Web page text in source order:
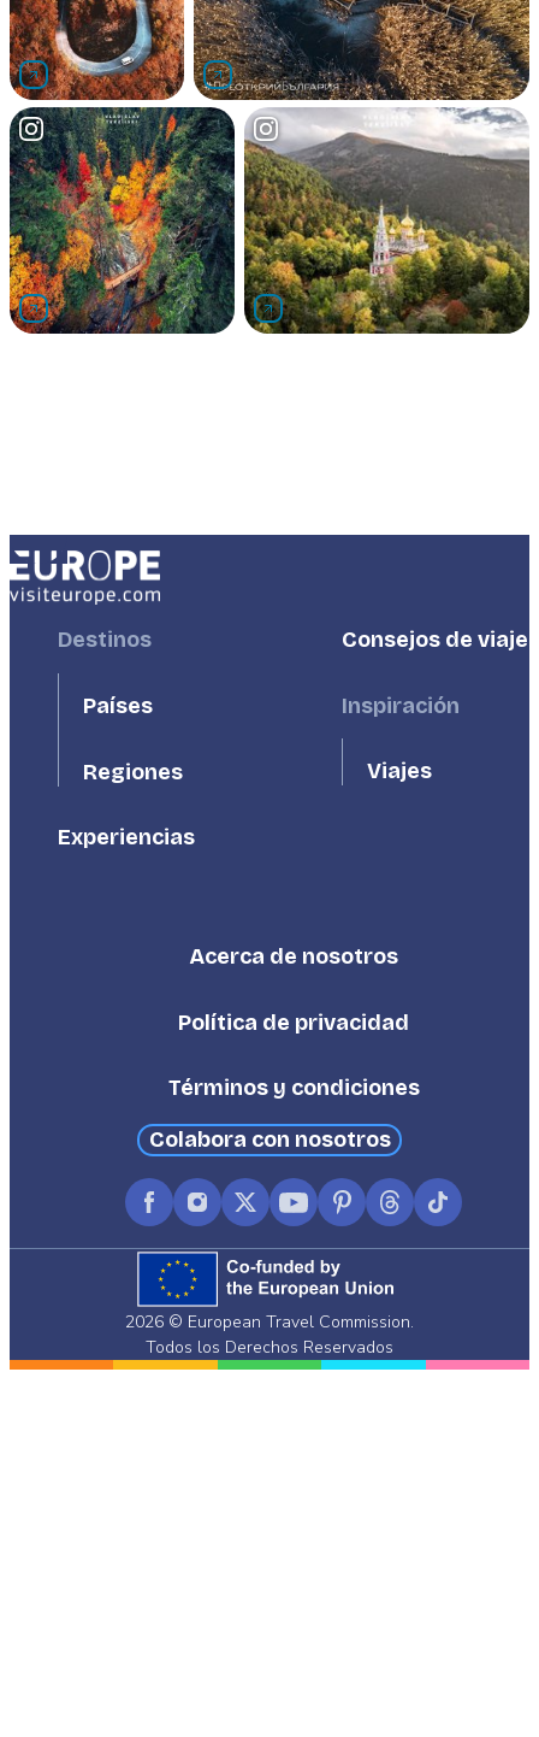
FooterDestinos
Países
Regiones
Experiencias
FooterConsejos de viaje
Inspiración
Viajes
Footer
Acerca de nosotros
Política de privacidad
Términos y condiciones
Colabora con nosotros
FacebookInstagram
X
(formerly
Twitter)
YouTubePinterest
ThreadsTikTok
2026 © European Travel Commission.
Todos los Derechos Reservados